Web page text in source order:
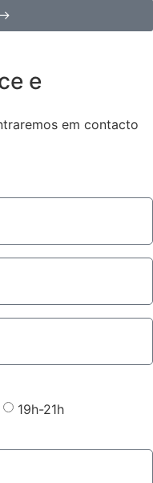
e
em contacto
19h-21h